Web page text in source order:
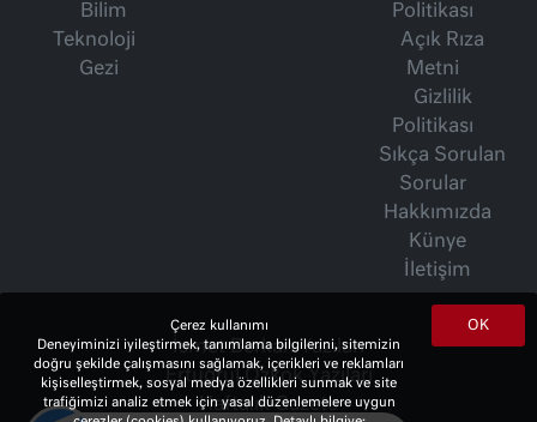
Bilim
Teknoloji
Gezi
Politikası
Açık Rıza
Metni
Gizlilik
Politikası
Sıkça Sorulan
Sorular
Hakkımızda
Künye
İletişim
İsmet Berkan Yazıları
Ertuğrul Özkök Yazıları
Haftalık Gazete
OK
Çerez kullanımı
Deneyiminizi iyileştirmek, tanımlama bilgilerini, sitemizin
doğru şekilde çalışmasını sağlamak, içerikleri ve reklamları
kişiselleştirmek, sosyal medya özellikleri sunmak ve site
trafiğimizi analiz etmek için yasal düzenlemelere uygun